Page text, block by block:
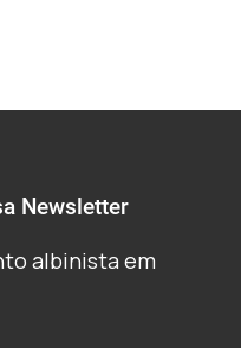
Newsletter
albinista em